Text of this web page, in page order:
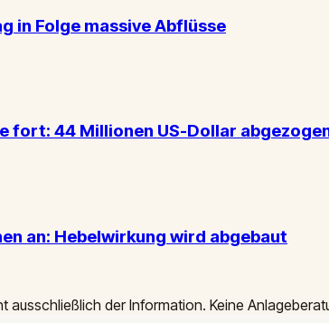
in Folge massive Abflüsse
fort: 44 Millionen US-Dollar
an: Hebelwirkung wird abgebaut
ausschließlich der Information. Keine